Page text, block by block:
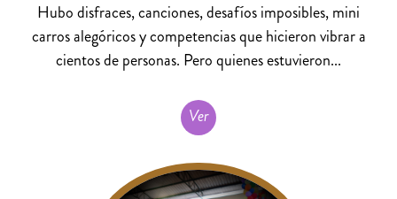
Hubo disfraces, canciones, desafíos imposibles, mini
carros alegóricos y competencias que hicieron vibrar a
cientos de personas. Pero quienes estuvieron...
Ver